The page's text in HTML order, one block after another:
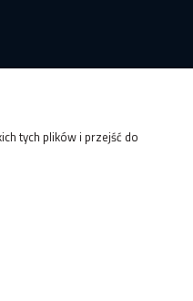
tych plików i przejść do